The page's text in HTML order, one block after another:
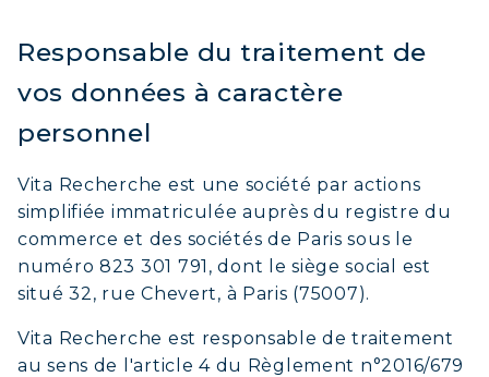
Responsable du traitement de
vos données à caractère
personnel
Vita Recherche est une société par actions
simplifiée immatriculée auprès du registre du
commerce et des sociétés de Paris sous le
numéro 823 301 791, dont le siège social est
situé 32, rue Chevert, à Paris (75007).
Vita Recherche est responsable de traitement
au sens de l'article 4 du Règlement n°2016/679